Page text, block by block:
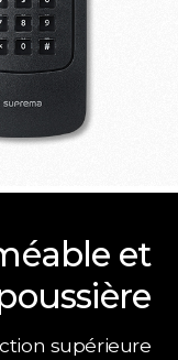
et
supérieure